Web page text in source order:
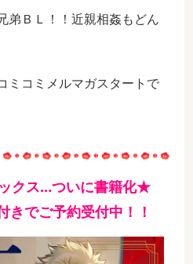
弟ＢＬ！！近親相姦もどん
ミコミメルマガスタートで
クス…ついに書籍化★
きでご予約受付中！！